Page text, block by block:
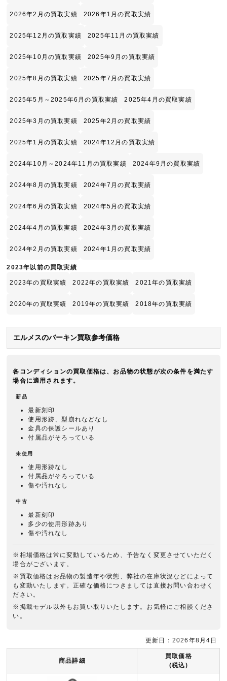
2026年2月の買取実績 2026年1月の買取実績
2025年12月の買取実績 2025年11月の買取実績
2025年10月の買取実績 2025年9月の買取実績
2025年8月の買取実績 2025年7月の買取実績
2025年5月～2025年6月の買取実績 2025年4月の買取実績
2025年3月の買取実績 2025年2月の買取実績
2025年1月の買取実績 2024年12月の買取実績
2024年10月～2024年11月の買取実績 2024年9月の買取実績
2024年8月の買取実績 2024年7月の買取実績
2024年6月の買取実績 2024年5月の買取実績
2024年4月の買取実績 2024年3月の買取実績
2024年2月の買取実績 2024年1月の買取実績
2023年以前の買取実績
2023年の買取実績 2022年の買取実績 2021年の買取実績
2020年の買取実績 2019年の買取実績 2018年の買取実績
エルメスのバーキン買取参考価格
各コンディションの買取価格は、お品物の状態が次の条件を満たす
場合に適用されます。
新品
最新刻印
使用形跡、型崩れなどなし
金具の保護シールあり
付属品がそろっている
未使用
使用形跡なし
付属品がそろっている
傷や汚れなし
中古
最新刻印
多少の使用形跡あり
傷や汚れなし
※相場価格は常に変動しているため、予告なく変更させていただく
場合がございます。
※買取価格はお品物の製造年や状態、弊社の在庫状況などによって
も変動いたします。正確な価格につきましては直接お問い合わせく
ださい。
※掲載モデル以外もお買い取りいたします。お気軽にご相談くださ
い。
商品詳細
買取価格
(税込)
更新日：2026年8月4日